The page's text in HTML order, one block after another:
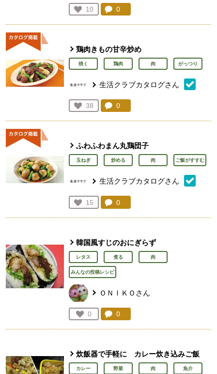
お気に入り登録：
10
人が登録
コメント：
0
鶏肉きもの甘辛炒め
焼く 鶏肉 肉 がっつり
生活クラブカタログさん
お気に入り登録：
38
人が登録
コメント：
0
ふわふわまん丸鶏団子
玉ねぎ 炒める 肉 ご飯がすすむ
生活クラブカタログさん
お気に入り登録：
15
人が登録
コメント：
0
韓国風すじのおにぎらず
レタス 煮る 肉
みんなの投稿レシピ
ＯＮＩＫＯさん
お気に入り登録：
0
人が登録
コメント：
0
炊飯器で手軽に カレー炊き込みご飯
カレー 野菜 肉 魚介